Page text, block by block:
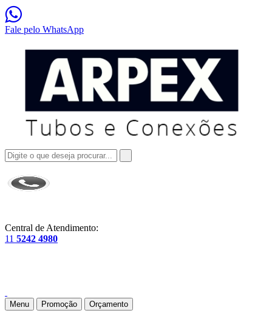
Fale pelo WhatsApp
Central de Atendimento:
11 5242 4980
Menu Promoção Orçamento